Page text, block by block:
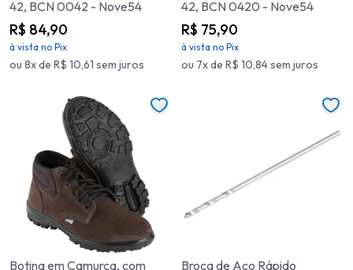
42, BCN 0042 - Nove54
R$ 84,90
à vista no Pix
ou 8x de R$ 10,61 sem juros
42, BCN 0420 - Nove54
R$ 75,90
à vista no Pix
ou 7x de R$ 10,84 sem juros
Botina em Camurça, com Broca de Aço Rápido